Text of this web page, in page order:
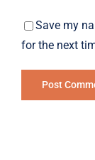
Save my
for the next